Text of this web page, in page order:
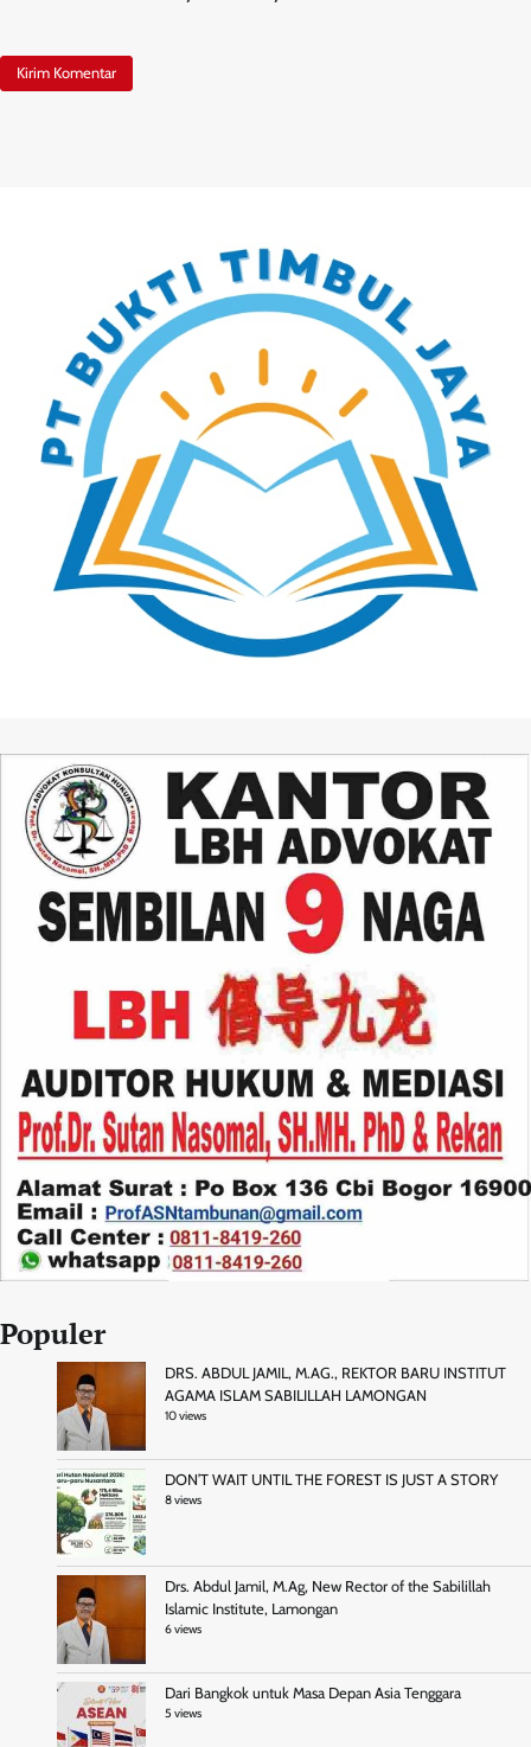
Populer
DRS. ABDUL JAMIL, M.AG., REKTOR BARU INSTITUT
AGAMA ISLAM SABILILLAH LAMONGAN
10 views
DON’T WAIT UNTIL THE FOREST IS JUST A STORY
8 views
Drs. Abdul Jamil, M.Ag, New Rector of the Sabilillah
Islamic Institute, Lamongan
6 views
Dari Bangkok untuk Masa Depan Asia Tenggara
5 views